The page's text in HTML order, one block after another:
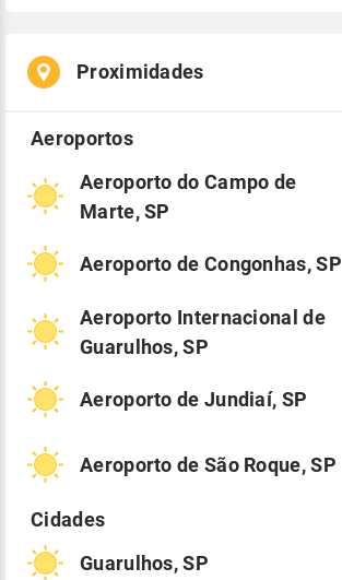
Proximidades
Aeroporto do Campo de
Marte, SP
Aeroporto de Congonhas, SP
Aeroporto Internacional de
Guarulhos, SP
Aeroporto de Jundiaí, SP
Aeroporto de São Roque, SP
Guarulhos, SP